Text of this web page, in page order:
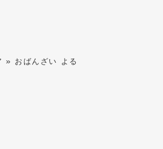
» おばんざい よる